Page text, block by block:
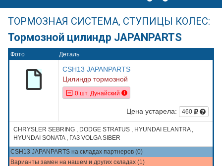
ТОРМОЗНАЯ СИСТЕМА, СТУПИЦЫ КОЛЕС:
Тормозной цилиндр JAPANPARTS
Фото Деталь
CSH13 JAPANPARTS
Цилиндр тормозной
0 шт. Дунайский
Цена устарела: 460
CHRYSLER SEBRING , DODGE STRATUS , HYUNDAI ELANTRA ,
HYUNDAI SONATA , ГАЗ VOLGA SIBER
CSH13 JAPANPARTS на складах партнеров (0)
Варианты замен на нашем и других складах (1)